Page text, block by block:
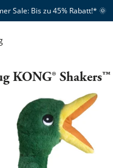
Sale: Bis zu 45% Rabatt!*​ 🌞
KONG®